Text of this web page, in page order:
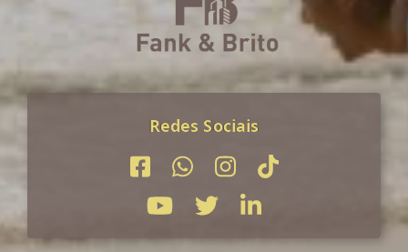
Redes Sociais